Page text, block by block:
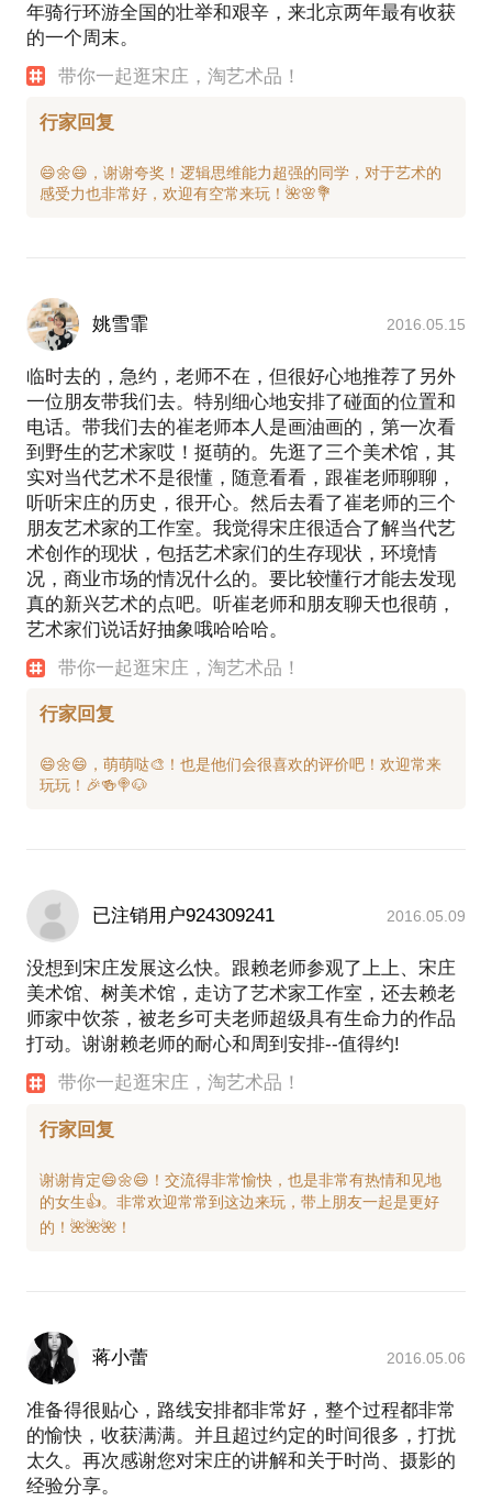
年骑行环游全国的壮举和艰辛，来北京两年最有收获
的一个周末。
带你一起逛宋庄，淘艺术品！
行家回复
😄🌼😄，谢谢夸奖！逻辑思维能力超强的同学，对于艺术的
姚雪霏 2016.05.15
临时去的，急约，老师不在，但很好心地推荐了另外
一位朋友带我们去。特别细心地安排了碰面的位置和
电话。带我们去的崔老师本人是画油画的，第一次看
到野生的艺术家哎！挺萌的。先逛了三个美术馆，其
实对当代艺术不是很懂，随意看看，跟崔老师聊聊，
听听宋庄的历史，很开心。然后去看了崔老师的三个
朋友艺术家的工作室。我觉得宋庄很适合了解当代艺
术创作的现状，包括艺术家们的生存现状，环境情
况，商业市场的情况什么的。要比较懂行才能去发现
真的新兴艺术的点吧。听崔老师和朋友聊天也很萌，
艺术家们说话好抽象哦哈哈哈。
带你一起逛宋庄，淘艺术品！
行家回复
😄🌼😄，萌萌哒🎨！也是他们会很喜欢的评价吧！欢迎常来
已注销用户924309241 2016.05.09
没想到宋庄发展这么快。跟赖老师参观了上上、宋庄
美术馆、树美术馆，走访了艺术家工作室，还去赖老
师家中饮茶，被老乡可夫老师超级具有生命力的作品
打动。谢谢赖老师的耐心和周到安排--值得约!
带你一起逛宋庄，淘艺术品！
行家回复
谢谢肯定😄🌼😄！交流得非常愉快，也是非常有热情和见地
的女生👍。非常欢迎常常到这边来玩，带上朋友一起是更好
蒋小蕾 2016.05.06
准备得很贴心，路线安排都非常好，整个过程都非常
的愉快，收获满满。并且超过约定的时间很多，打扰
太久。再次感谢您对宋庄的讲解和关于时尚、摄影的
经验分享。